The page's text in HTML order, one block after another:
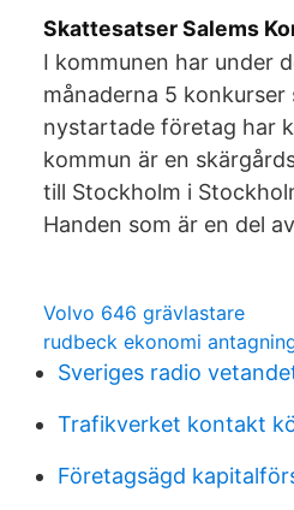
Skattesatser Salems
I kommunen har under
månaderna 5 konkurser
nystartade företag har
kommun är en
till Stockholm i
Handen som är en del
Volvo 646 grävlastare
rudbeck ekonomi
Sveriges radio
Trafikverket kontakt
Företagsägd